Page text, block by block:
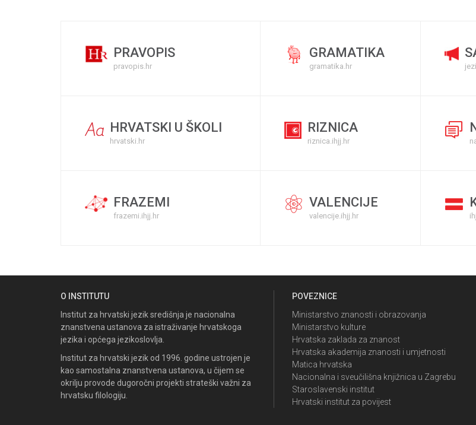
PRAVOPIS
pravopis.hr
GRAMATIKA
gramatika.hr
HRVATSKI U ŠKOLI
hrvatski.hr
RIZNICA
riznica.ihjj.hr
FRAZEMI
frazemi.ihjj.hr
VALENCIJE
valencije.ihjj.hr
O INSTITUTU
Institut za hrvatski jezik središnja je nacionalna
znanstvena ustanova za istraživanje hrvatskoga
jezika i općega jezikoslovlja.
Institut za hrvatski jezik od 1996. godine ustrojen je
kao samostalna znanstvena ustanova, u čijem se
okrilju provode dugoročni projekti strateški važni za
hrvatsku filologiju.
POVEZNICE
Ministarstvo znanosti i obrazovanja
Ministarstvo kulture
Hrvatska zaklada za znanost
Hrvatska akademija znanosti i umjetnosti
Matica hrvatska
Nacionalna i sveučilišna knjižnica u Zagrebu
Staroslavenski institut
Hrvatski institut za povijest